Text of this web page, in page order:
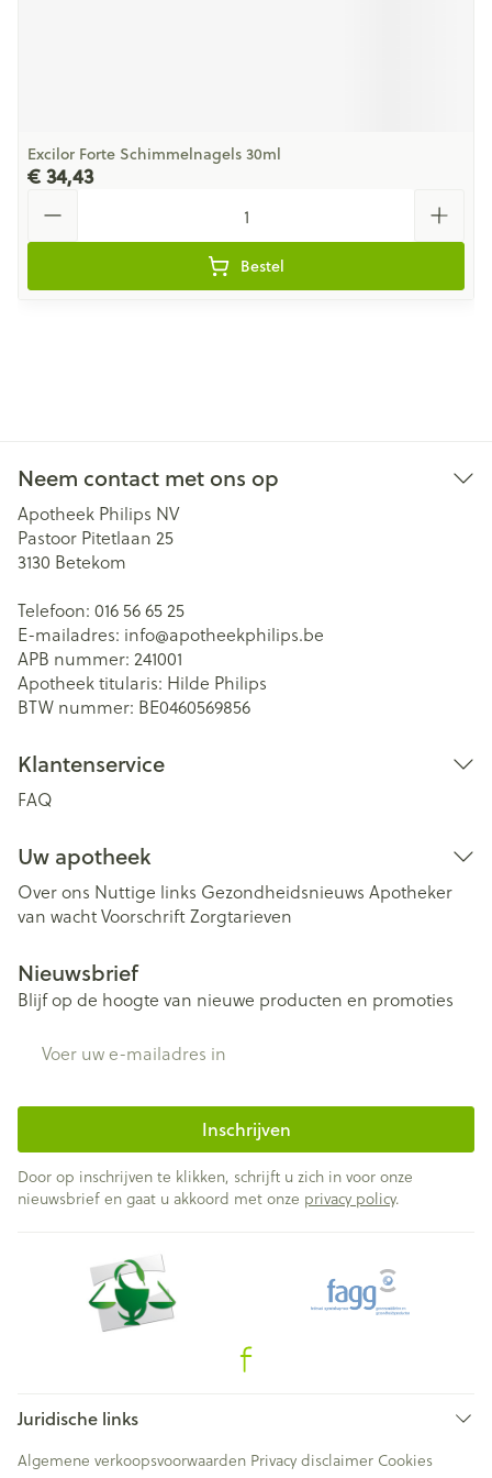
Excilor Forte Schimmelnagels 30ml
€ 34,43
Bestel
Neem contact met ons op
Apotheek Philips NV
Pastoor Pitetlaan 25
3130 Betekom
Telefoon: 016 56 65 25
E-mailadres: info@apotheekphilips.be
APB nummer: 241001
Apotheek titularis: Hilde Philips
BTW nummer: BE0460569856
Klantenservice
FAQ
Uw apotheek
Over ons Nuttige links Gezondheidsnieuws Apotheker
van wachtVoorschriftZorgtarieven
Nieuwsbrief
Blijf op de hoogte van nieuwe producten en promoties
Inschrijven
Door op inschrijven te klikken, schrijft u zich in voor onze
nieuwsbrief en gaat u akkoord met onze privacy policy.
Juridische links
Algemene verkoopsvoorwaarden Privacy disclaimer Cookies